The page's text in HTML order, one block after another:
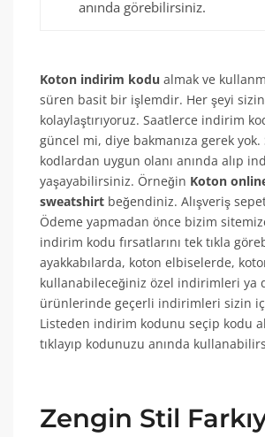
anında görebilirsiniz.
Koton indirim kodu almak ve
süren basit bir işlemdir. Her şeyi
kolaylaştırıyoruz. Saatlerce indirim
güncel mi, diye bakmanıza gerek
kodlardan uygun olanı anında alıp
yaşayabilirsiniz. Örneğin Koton
sweatshirt beğendiniz. Alışveriş
Ödeme yapmadan önce bizim
indirim kodu fırsatlarını tek tıkla
ayakkabılarda, koton elbiselerde,
kullanabileceğiniz özel indirimleri ya
ürünlerinde geçerli indirimleri sizin
Listeden indirim kodunu seçip kodu
tıklayıp kodunuzu anında
Zengin Stil